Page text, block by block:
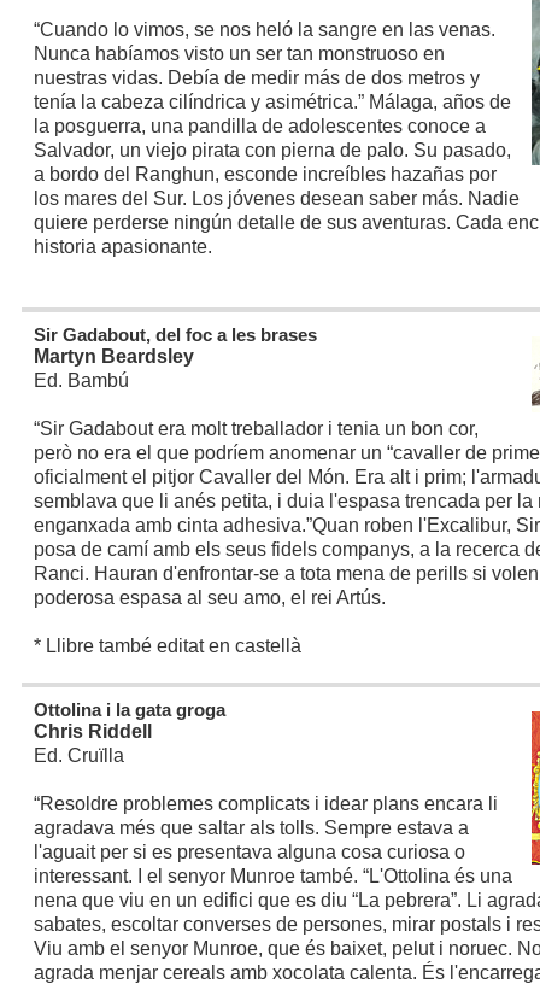
“Cuando lo vimos, se nos heló la sangre en las venas.
Nunca habíamos visto un ser tan monstruoso en
nuestras vidas. Debía de medir más de dos metros y
tenía la cabeza cilíndrica y asimétrica.” Málaga, años de
la posguerra, una pandilla de adolescentes conoce a
Salvador, un viejo pirata con pierna de palo. Su pasado,
a bordo del Ranghun, esconde increíbles hazañas por
los mares del Sur. Los jóvenes desean saber más. Nadie
quiere perderse ningún detalle de sus aventuras. Cada
historia apasionante.
Sir Gadabout, del foc a les brases
Martyn Beardsley
Ed. Bambú
“Sir Gadabout era molt treballador i tenia un bon cor,
però no era el que podríem anomenar un “cavaller de
oficialment el pitjor Cavaller del Món. Era alt i prim;
semblava que li anés petita, i duia l'espasa trencada per la
enganxada amb cinta adhesiva.”Quan roben l'Excalibur,
posa de camí amb els seus fidels companys, a la recerca
Ranci. Hauran d'enfrontar-se a tota mena de perills si
poderosa espasa al seu amo, el rei Artús.
* Llibre també editat en castellà
Ottolina i la gata groga
Chris Riddell
Ed. Cruïlla
“Resoldre problemes complicats i idear plans encara li
agradava més que saltar als tolls. Sempre estava a
l'aguait per si es presentava alguna cosa curiosa o
interessant. I el senyor Munroe també. “L'Ottolina és una
nena que viu en un edifici que es diu “La pebrera”. Li
sabates, escoltar converses de persones, mirar postals i
Viu amb el senyor Munroe, que és baixet, pelut i noruec.
agrada menjar cereals amb xocolata calenta. És